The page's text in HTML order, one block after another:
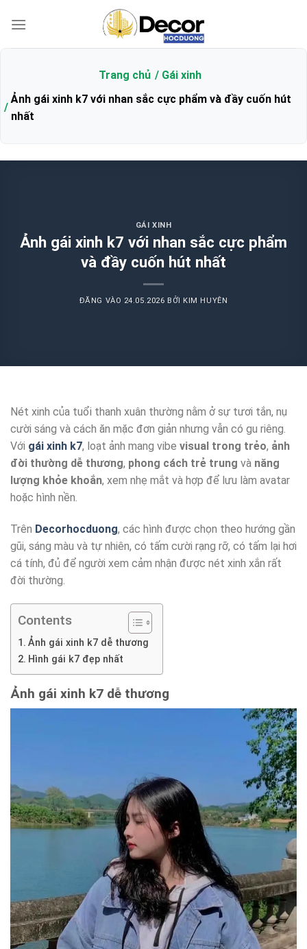
qua
Trang chủ
Gái xinh
Ảnh gái xinh k7 với nhan sắc cực phẩm và đầy cuốn hút
nhất
GÁI XINH
Ảnh gái xinh k7 với nhan sắc cực phẩm
và đầy cuốn hút nhất
ĐĂNG VÀO 24.05.2026 BỞI KIM HUYÊN
Nét xinh của tuổi thanh xuân thường nằm ở sự tươi tắn, nụ
cười sáng và cách ăn mặc đơn giản nhưng vẫn có gu riêng.
Với gái xinh k7, loạt ảnh mang vibe visual trong trẻo, ảnh
đời thường dễ thương, phong cách trẻ trung và năng
lượng khỏe khoắn, xem nhẹ mắt và hợp để lưu làm avatar
hoặc hình nền.
Trên Decorhocduong, các hình được chọn theo hướng gần
gũi, sáng màu và tự nhiên, có tấm cười rạng rỡ, có tấm lại hơi
cá tính, đủ để người xem cảm nhận được nét xinh xắn rất
đời thường.
Contents
Ảnh gái xinh k7 dễ thương
Hình gái k7 đẹp nhất
Ảnh gái xinh k7 dễ thương